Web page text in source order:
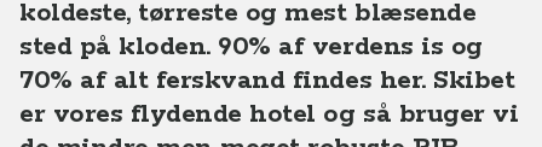
koldeste, tørreste og mest blæsende
sted på kloden. 90% af verdens is og
70% af alt ferskvand findes her. Skibet
er vores flydende hotel og så bruger vi